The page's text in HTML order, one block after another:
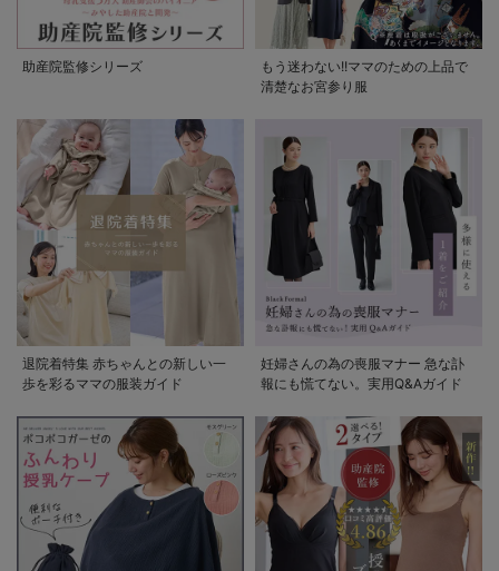
助産院監修シリーズ
もう迷わない!!ママのための上品で
清楚なお宮参り服
退院着特集 赤ちゃんとの新しい一
歩を彩るママの服装ガイド
妊婦さんの為の喪服マナー 急な訃
報にも慌てない。実用Q&Aガイド